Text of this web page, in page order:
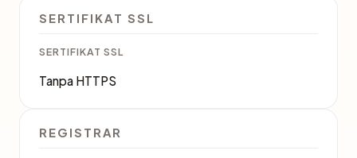
SERTIFIKAT SSL
SERTIFIKAT SSL
Tanpa HTTPS
REGISTRAR